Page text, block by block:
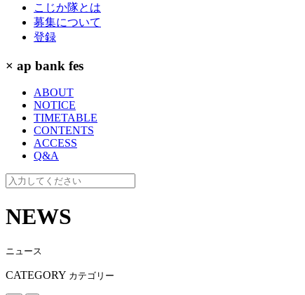
こじか隊とは
募集について
登録
× ap bank fes
ABOUT
NOTICE
TIMETABLE
CONTENTS
ACCESS
Q&A
NEWS
ニュース
CATEGORY カテゴリー